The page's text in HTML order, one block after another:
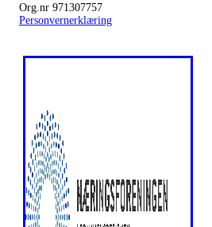
Org.nr 971307757
Personvernerklæring